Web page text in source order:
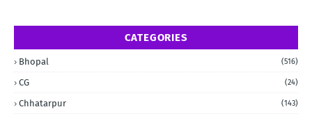
CATEGORIES
Bhopal (516)
CG (24)
Chhatarpur (143)